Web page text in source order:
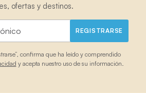
ofertas y destinos.
REGISTRARSE
confirma que ha leído y comprendido
y acepta nuestro uso de su información.